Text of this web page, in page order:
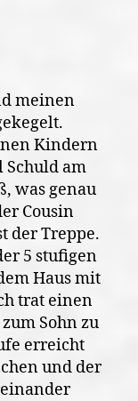
meinen
Kindern
Schuld am
was genau
Cousin
der Treppe.
5 stufigen
Haus mit
trat einen
Sohn zu
erreicht
und der